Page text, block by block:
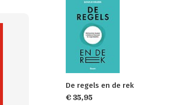
De regels en de rek
€ 35,95